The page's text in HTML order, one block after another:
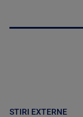
STIRI EXTERNE